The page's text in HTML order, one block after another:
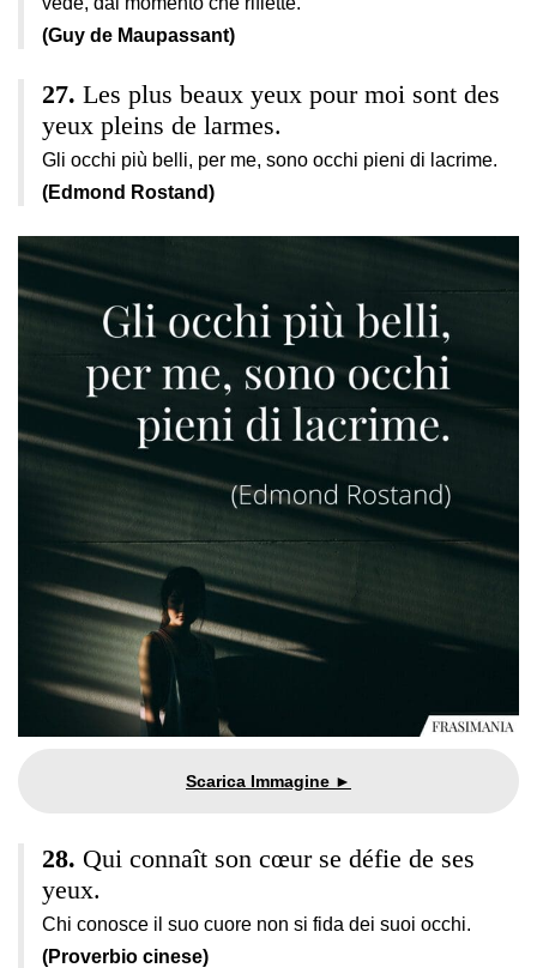
(Guy de Maupassant)
Les plus beaux yeux pour moi sont des
yeux pleins de larmes.
Gli occhi più belli, per me, sono occhi pieni di lacrime.
(Edmond Rostand)
Qui connaît son cœur se défie de ses
yeux.
Chi conosce il suo cuore non si fida dei suoi occhi.
(Proverbio cinese)